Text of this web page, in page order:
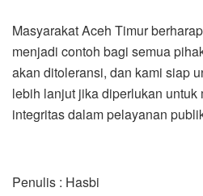
Masyarakat Aceh Timur
menjadi contoh bagi semua
akan ditoleransi, dan kami siap
lebih lanjut jika diperlukan
integritas dalam pelayanan
Penulis : Hasbi